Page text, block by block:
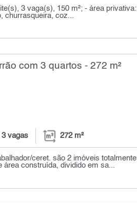
3 vaga(s), 150 m²; - área privativa:
churrasqueira, coz...
com 3 quartos - 272 m²
3 vagas 272 m²
ceret. são 2 imóveis totalmente
área construída, dividido em sa...